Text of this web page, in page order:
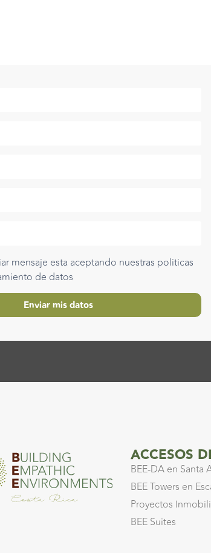
mensaje esta aceptando nuestras politicas
de datos
Enviar mis datos
ACCESOS
BEE-DA en Santa
BEE Towers en
Proyectos
BEE Suites